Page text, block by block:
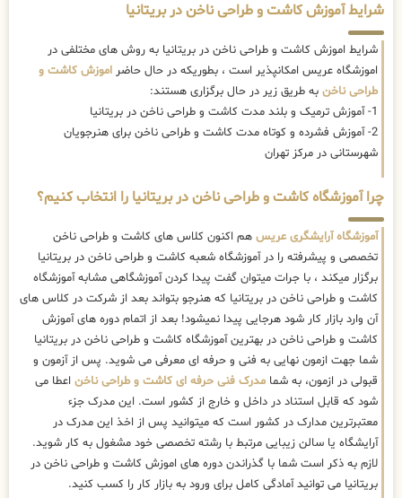
شرایط آموزش کاشت و طراحی ناخن در بریتانیا
شرایط اموزش کاشت و طراحی ناخن در بریتانیا به روش های مختلفی در
اموزشگاه عریس امکانپذیر است ، بطوریکه در حال حاضر اموزش کاشت و
طراحی ناخن به طریق زیر در حال برگزاری هستند:
1- آموزش ترمیک و بلند مدت کاشت و طراحی ناخن در بریتانیا
2- آموزش فشرده و کوتاه مدت کاشت و طراحی ناخن برای هنرجویان
شهرستانی در مرکز تهران
چرا آموزشگاه کاشت و طراحی ناخن در بریتانیا را انتخاب کنیم؟
آموزشگاه آرایشگری عریس هم اکنون کلاس های کاشت و طراحی ناخن
تخصصی و پیشرفته را در آموزشگاه شعبه کاشت و طراحی ناخن در بریتانیا
برگزار میکند ، با جرات میتوان گفت پیدا کردن آموزشگاهی مشابه آموزشگاه
کاشت و طراحی ناخن در بریتانیا که هنرجو بتواند بعد از شرکت در کلاس های
آن وارد بازار کار شود هرجایی پیدا نمیشود! بعد از اتمام دوره های آموزش
کاشت و طراحی ناخن در بهترین آموزشگاه کاشت و طراحی ناخن در بریتانیا
شما جهت ازمون نهایی به فنی و حرفه ای معرفی می شوید. پس از آزمون و
قبولی در ازمون، به شما مدرک فنی حرفه ای کاشت و طراحی ناخن اعطا می
شود که قابل استناد در داخل و خارج از کشور است. این مدرک جزء
معتبرترین مدارک در کشور است که میتوانید پس از اخذ این مدرک در
آرایشگاه یا سالن زیبایی مرتبط با رشته تخصصی خود مشغول به کار شوید.
لازم به ذکر است شما با گذراندن دوره های اموزش کاشت و طراحی ناخن در
بریتانیا می توانید آمادگی کامل برای ورود به بازار کار را کسب کنید.